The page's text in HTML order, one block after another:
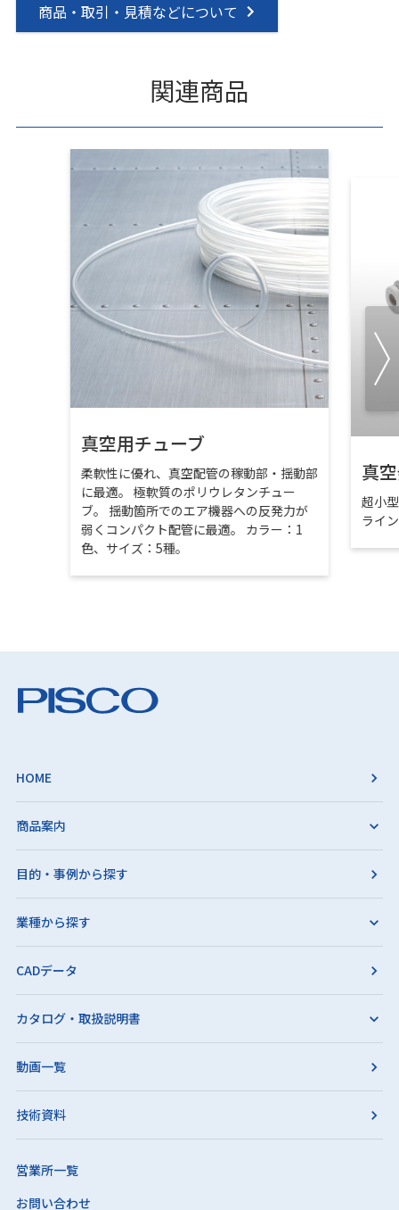
商品・取引・見積などについて
関連商品
真空用チューブ
柔軟性に優れ、真空配管の稼動部・揺動部
に最適。 極軟質のポリウレタンチュー
ブ。 揺動箇所でのエア機器への反発力が
弱くコンパクト配管に最適。 カラー：1
色、サイズ：5種。
真
超小
ライ
HOME
商品案内
目的・事例から探す
業種から探す
CADデータ
カタログ・取扱説明書
動画一覧
技術資料
営業所一覧
お問い合わせ